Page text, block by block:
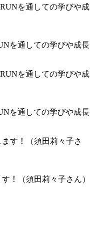
を通しての学びや成長
を通しての学びや成長
！（須田莉々子さん）